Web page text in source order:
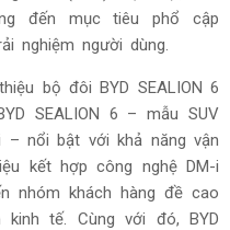
đến mục tiêu phổ cập
nghiệm người dùng.
bộ đôi BYD SEALION 6
SEALION 6 – mẫu SUV
– nổi bật với khả năng vận
kết hợp công nghệ DM-i
nhóm khách hàng đề cao
tế. Cùng với đó, BYD